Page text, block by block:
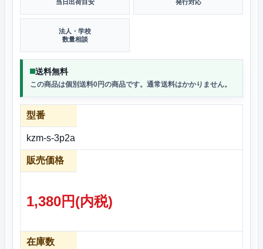
当日出荷目安
発行対応
法人・学校
数量相談
送料無料
この商品は個別送料0円の商品です。通常送料はかかりません。
型番
kzm-s-3p2a
販売価格
1,380円(内税)
在庫数